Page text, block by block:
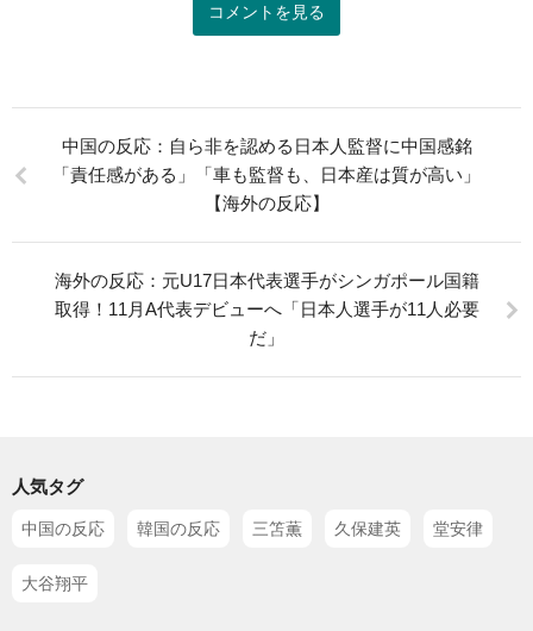
コメントを見る
中国の反応：自ら非を認める日本人監督に中国感銘
「責任感がある」「車も監督も、日本産は質が高い」
【海外の反応】
海外の反応：元U17日本代表選手がシンガポール国籍
取得！11月A代表デビューへ「日本人選手が11人必要
だ」
人気タグ
中国の反応 韓国の反応 三笘薫 久保建英 堂安律
大谷翔平